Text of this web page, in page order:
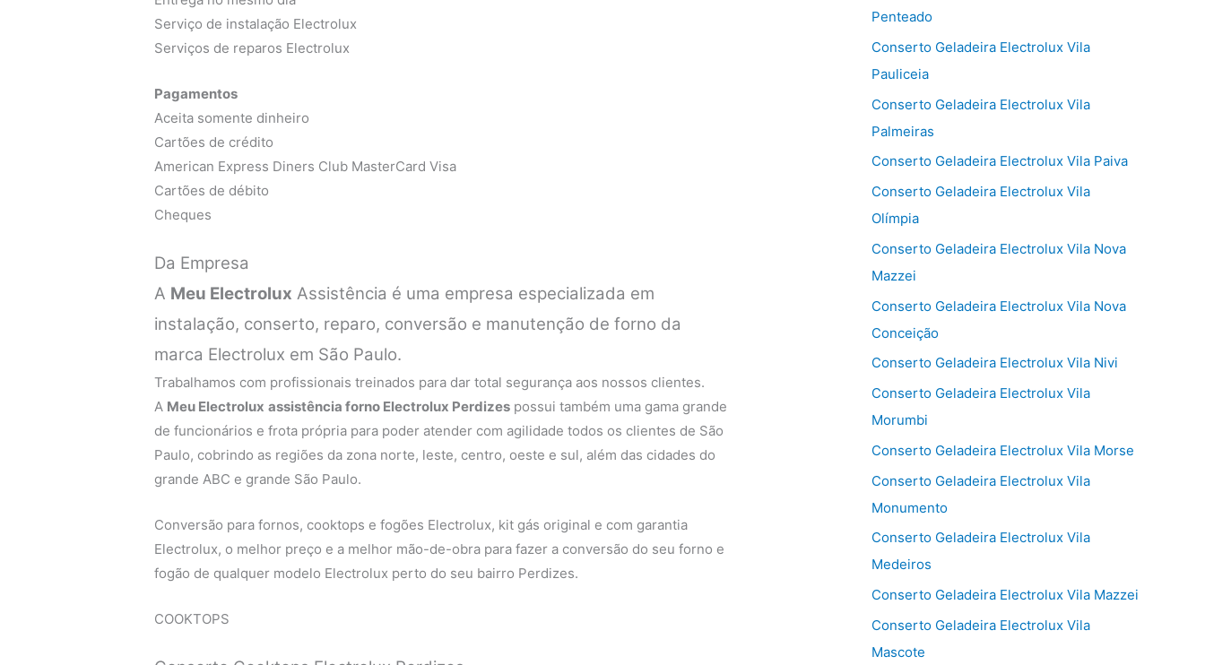
Serviço de instalação Electrolux
Serviços de reparos Electrolux
Pagamentos
Aceita somente dinheiro
Cartões de crédito
American Express Diners Club MasterCard Visa
Cartões de débito
Cheques
Da Empresa
A Meu Electrolux Assistência é uma empresa especializada em
instalação, conserto, reparo, conversão e manutenção de forno da
marca Electrolux em São Paulo.
Trabalhamos com profissionais treinados para dar total segurança aos nossos clientes.
A Meu Electrolux assistência forno Electrolux Perdizes possui também uma gama grande
de funcionários e frota própria para poder atender com agilidade todos os clientes de São
Paulo, cobrindo as regiões da zona norte, leste, centro, oeste e sul, além das cidades do
grande ABC e grande São Paulo.
Conversão para fornos, cooktops e fogões Electrolux, kit gás original e com garantia
Electrolux, o melhor preço e a melhor mão-de-obra para fazer a conversão do seu forno e
fogão de qualquer modelo Electrolux perto do seu bairro Perdizes.
COOKTOPS
Penteado
Conserto Geladeira Electrolux Vila
Pauliceia
Conserto Geladeira Electrolux Vila
Palmeiras
Conserto Geladeira Electrolux Vila Paiva
Conserto Geladeira Electrolux Vila
Olímpia
Conserto Geladeira Electrolux Vila Nova
Mazzei
Conserto Geladeira Electrolux Vila Nova
Conceição
Conserto Geladeira Electrolux Vila Nivi
Conserto Geladeira Electrolux Vila
Morumbi
Conserto Geladeira Electrolux Vila Morse
Conserto Geladeira Electrolux Vila
Monumento
Conserto Geladeira Electrolux Vila
Medeiros
Conserto Geladeira Electrolux Vila Mazzei
Conserto Geladeira Electrolux Vila
Mascote